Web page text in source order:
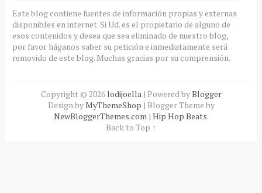
Este blog contiene fuentes de información propias y externas
disponibles en internet. Si Ud. es el propietario de alguno de
esos contenidos y desea que sea eliminado de nuestro blog,
por favor háganos saber su petición e inmediatamente será
removido de este blog. Muchas gracias por su comprensión.
Copyright © 2026 lodijoella| Powered byBlogger
Design byMyThemeShop | Blogger Theme by
NewBloggerThemes.com| Hip Hop Beats.
Back to Top ↑